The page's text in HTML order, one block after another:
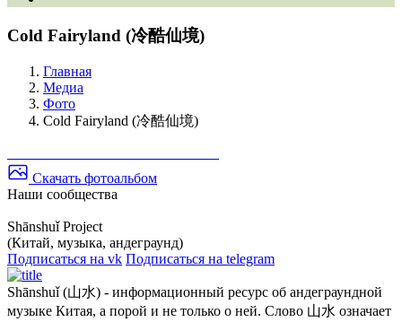
Cold Fairyland (冷酷仙境)
Главная
Медиа
Фото
Cold Fairyland (冷酷仙境)
Скачать фотоальбом
Наши сообщества
Shānshuǐ Project
(Китай, музыка, андеграунд)
Подписаться на vk Подписаться на telegram
Shānshuǐ (山水) - информационный ресурс об андеграундной
музыке Китая, а порой и не только о ней. Слово 山水 означает